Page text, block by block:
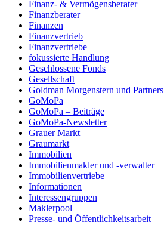
Finanz- & Vermögensberater
Finanzberater
Finanzen
Finanzvertrieb
Finanzvertriebe
fokussierte Handlung
Geschlossene Fonds
Gesellschaft
Goldman Morgenstern und Partners
GoMoPa
GoMoPa – Beiträge
GoMoPa-Newsletter
Grauer Markt
Graumarkt
Immobilien
Immobilienmakler und -verwalter
Immobilienvertriebe
Informationen
Interessengruppen
Maklerpool
Presse- und Öffentlichkeitsarbeit